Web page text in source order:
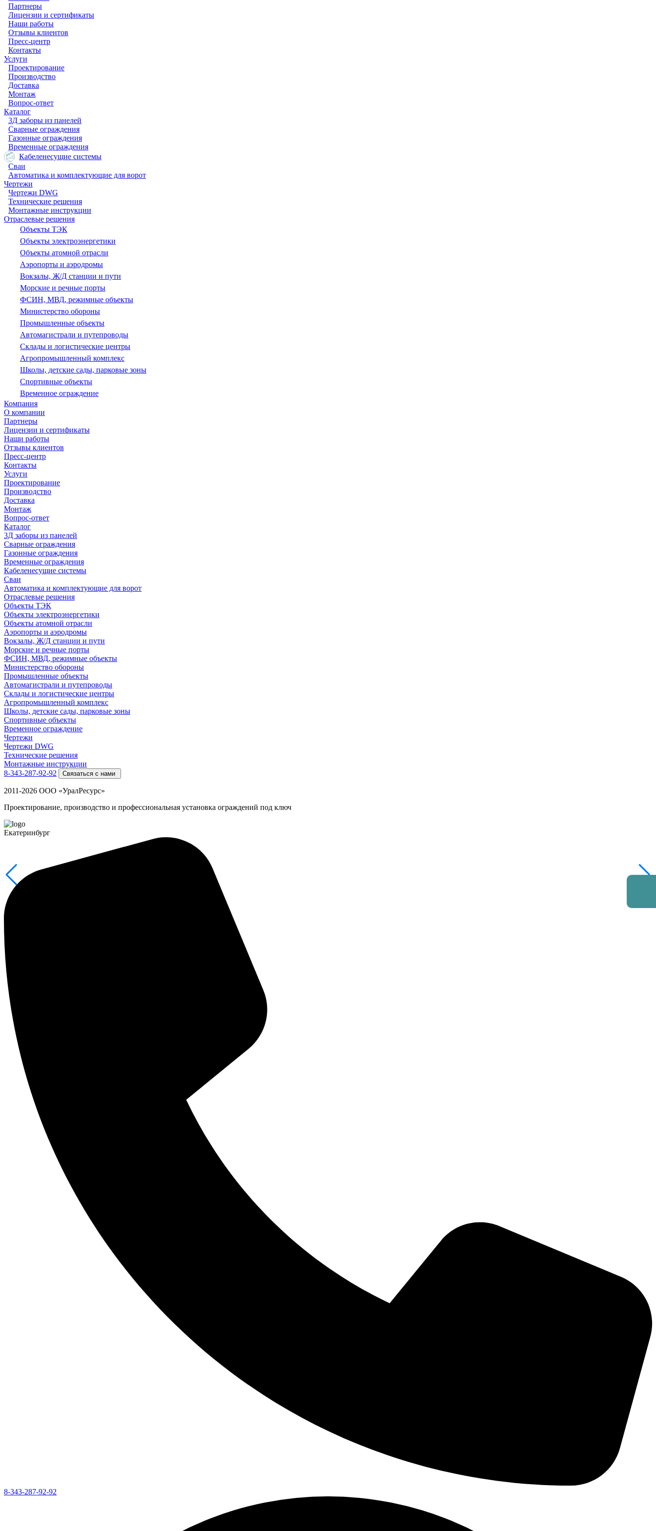
Партнеры
Лицензии и сертификаты
Наши работы
Отзывы клиентов
Пресс-центр
Контакты
Услуги
Проектирование
Производство
Доставка
Монтаж
Вопрос-ответ
Каталог
3Д заборы из панелей
Сварные ограждения
Газонные ограждения
Временные ограждения
Кабеленесущие системы
Cваи
Автоматика и комплектующие для ворот
Чертежи
Чертежи DWG
Технические решения
Монтажные инструкции
Отраслевые решения
Объекты ТЭК
Объекты электроэнергетики
Объекты атомной отрасли
Аэропорты и аэродромы
Вокзалы, Ж/Д станции и пути
Морские и речные порты
ФСИН, МВД, режимные объекты
Министерство обороны
Промышленные объекты
Автомагистрали и путепроводы
Склады и логистические центры
Агропромышленный комплекс
Школы, детские сады, парковые зоны
Спортивные объекты
Временное ограждение
Компания
О компании
Партнеры
Лицензии и сертификаты
Наши работы
Отзывы клиентов
Пресс-центр
Контакты
Услуги
Проектирование
Производство
Доставка
Монтаж
Вопрос-ответ
Каталог
3Д заборы из панелей
Сварные ограждения
Газонные ограждения
Временные ограждения
Кабеленесущие системы
Cваи
Автоматика и комплектующие для ворот
Отраслевые решения
Объекты ТЭК
Объекты электроэнергетики
Объекты атомной отрасли
Аэропорты и аэродромы
Вокзалы, Ж/Д станции и пути
Морские и речные порты
ФСИН, МВД, режимные объекты
Министерство обороны
Промышленные объекты
Автомагистрали и путепроводы
Склады и логистические центры
Агропромышленный комплекс
Школы, детские сады, парковые зоны
Спортивные объекты
Временное ограждение
Чертежи
Чертежи DWG
Технические решения
Монтажные инструкции
8-343-287-92-92
Связаться с нами
2011-2026 ООО «УралРесурс»
Проектирование, производство и профессиональная установка ограждений под ключ
Екатеринбург
8-343-287-92-92